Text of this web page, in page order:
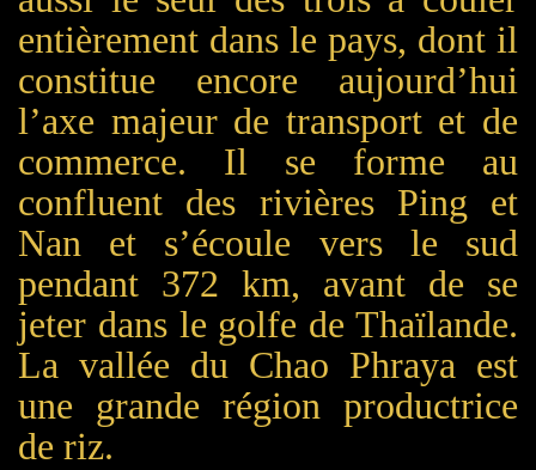
entièrement dans le pays, dont il
constitue encore aujourd’hui
l’axe majeur de transport et de
commerce. Il se forme au
confluent des rivières Ping et
Nan et s’écoule vers le sud
pendant 372 km, avant de se
jeter dans le golfe de Thaïlande.
La vallée du Chao Phraya est
une grande région productrice
de riz.